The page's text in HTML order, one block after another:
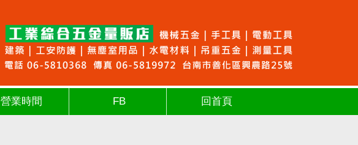
營業時間 FB 回首頁